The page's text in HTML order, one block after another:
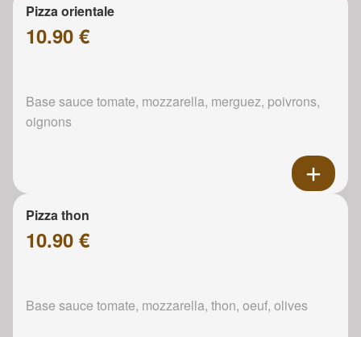
Pizza orientale
10.90 €
Base sauce tomate, mozzarella, merguez, poivrons,
oignons
Pizza thon
10.90 €
Base sauce tomate, mozzarella, thon, oeuf, olives